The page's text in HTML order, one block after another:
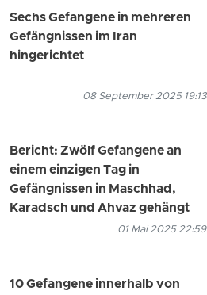
Sechs Gefangene in mehreren
Gefängnissen im Iran
hingerichtet
08 September 2025 19:13
Bericht: Zwölf Gefangene an
einem einzigen Tag in
Gefängnissen in Maschhad,
Karadsch und Ahvaz gehängt
01 Mai 2025 22:59
10 Gefangene innerhalb von